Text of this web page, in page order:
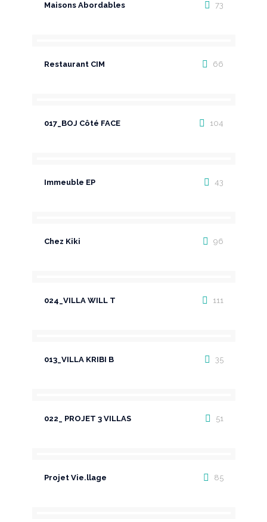
Maisons Abordables 73
Restaurant CIM 66
017_BOJ Côté FACE 104
Immeuble EP 43
Chez Kiki 96
024_VILLA WILL T 111
013_VILLA KRIBI B 35
022_ PROJET 3 VILLAS 51
Projet Vie.llage 85